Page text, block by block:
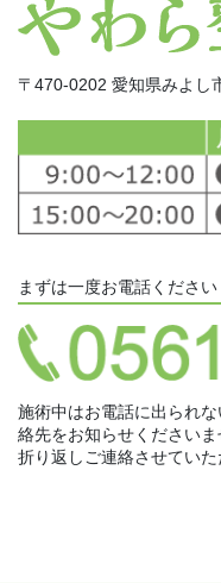
〒470-0202 愛知県みよし
まずは一度お電話ください
施術中はお電話に出られ
絡先をお知らせくださいま
折り返しご連絡させていた